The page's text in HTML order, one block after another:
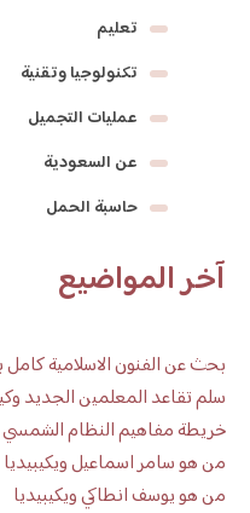
تعليم
تكنولوجيا وتقنية
عمليات التجميل
عن السعودية
حاسبة الحمل
آخر المواضيع
بحث عن الفنون الاسلامية كامل
سلم تقاعد المعلمين الجديد
خريطة مفاهيم النظام الشمسي pdf
من هو سامر اسماعيل ويكيبيديا
من هو يوسف انطاكي ويكيبيديا